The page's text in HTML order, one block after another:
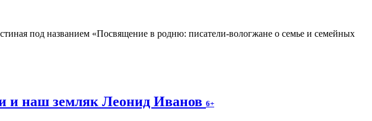
под названием «Посвящение в родню: писатели-вологжане о семье и семейных
и наш земляк Леонид Иванов 6+